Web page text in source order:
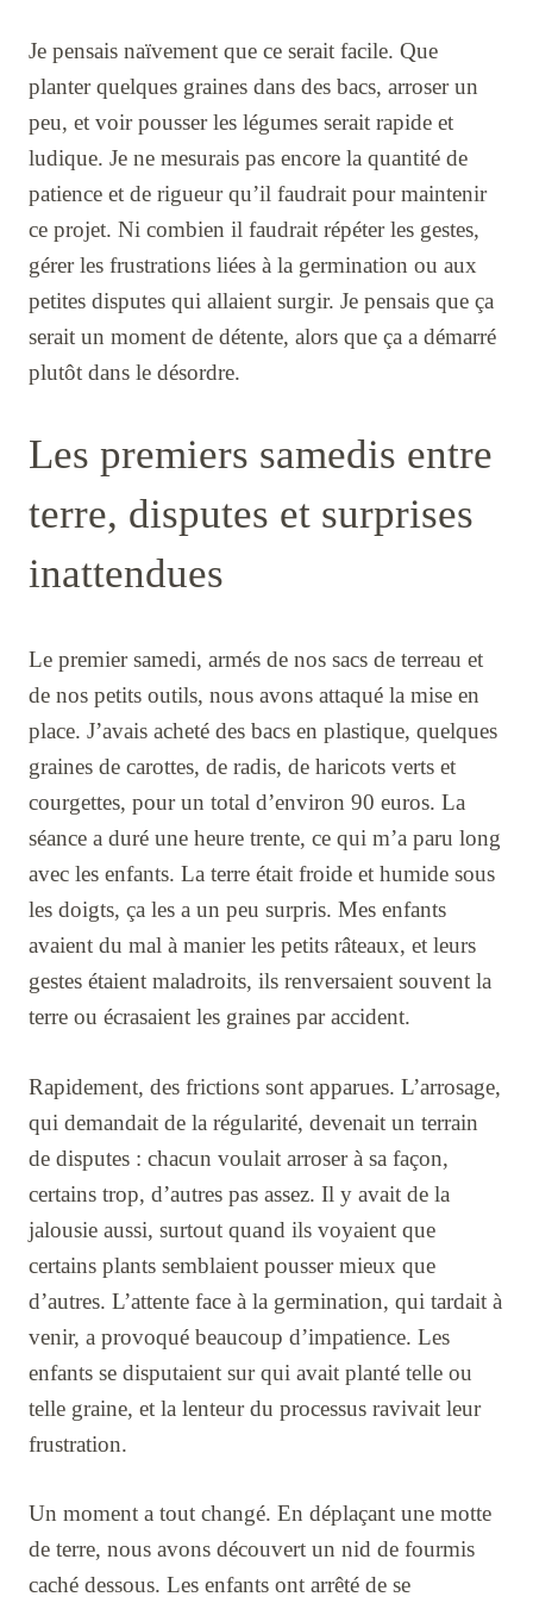
Je pensais naïvement que ce serait facile. Que
planter quelques graines dans des bacs, arroser un
peu, et voir pousser les légumes serait rapide et
ludique. Je ne mesurais pas encore la quantité de
patience et de rigueur qu’il faudrait pour maintenir
ce projet. Ni combien il faudrait répéter les gestes,
gérer les frustrations liées à la germination ou aux
petites disputes qui allaient surgir. Je pensais que ça
serait un moment de détente, alors que ça a démarré
plutôt dans le désordre.
Les premiers samedis entre
terre, disputes et surprises
inattendues
Le premier samedi, armés de nos sacs de terreau et
de nos petits outils, nous avons attaqué la mise en
place. J’avais acheté des bacs en plastique, quelques
graines de carottes, de radis, de haricots verts et
courgettes, pour un total d’environ 90 euros. La
séance a duré une heure trente, ce qui m’a paru long
avec les enfants. La terre était froide et humide sous
les doigts, ça les a un peu surpris. Mes enfants
avaient du mal à manier les petits râteaux, et leurs
gestes étaient maladroits, ils renversaient souvent la
terre ou écrasaient les graines par accident.
Rapidement, des frictions sont apparues. L’arrosage,
qui demandait de la régularité, devenait un terrain
de disputes : chacun voulait arroser à sa façon,
certains trop, d’autres pas assez. Il y avait de la
jalousie aussi, surtout quand ils voyaient que
certains plants semblaient pousser mieux que
d’autres. L’attente face à la germination, qui tardait à
venir, a provoqué beaucoup d’impatience. Les
enfants se disputaient sur qui avait planté telle ou
telle graine, et la lenteur du processus ravivait leur
frustration.
Un moment a tout changé. En déplaçant une motte
de terre, nous avons découvert un nid de fourmis
caché dessous. Les enfants ont arrêté de se